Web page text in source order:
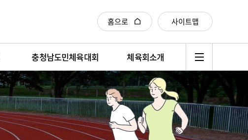
홈으로 사이트맵
충청남도민체육대회 체육회소개